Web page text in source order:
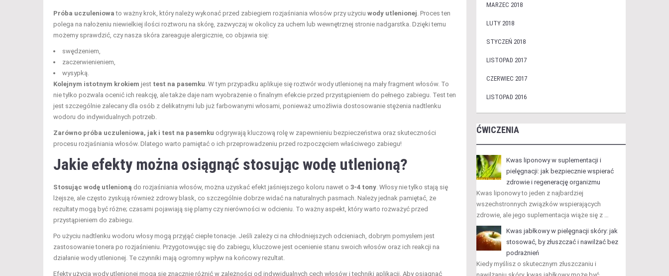
Próba uczuleniowa to ważny krok, który należy wykonać przed zabiegiem rozjaśniania włosów przy użyciu wody utlenionej . Proces ten
polega na nałożeniu niewielkiej ilości roztworu na skórę, zazwyczaj w okolicy za uchem lub wewnętrznej stronie nadgarstka. Dzięki temu
możemy sprawdzić, czy nasza skóra zareaguje alergicznie, co objawia się:
swędzeniem,
zaczerwienieniem,
wysypką.
Kolejnym istotnym krokiem jest test na pasemku . W tym przypadku aplikuje się roztwór wody utlenionej na mały fragment włosów. To
nie tylko pozwala ocenić ich reakcję, ale także daje nam wyobrażenie o finalnym efekcie przed przystąpieniem do pełnego zabiegu. Test ten
jest szczególnie zalecany dla osób z delikatnymi lub już farbowanymi włosami, ponieważ umożliwia dostosowanie stężenia nadtlenku
wodoru do indywidualnych potrzeb.
Zarówno próba uczuleniowa, jak i test na pasemku odgrywają kluczową rolę w zapewnieniu bezpieczeństwa oraz skuteczności
procesu rozjaśniania włosów. Dlatego warto pamiętać o ich przeprowadzeniu przed rozpoczęciem właściwego zabiegu!
Jakie efekty można osiągnąć stosując wodę utlenioną?
Stosując wodę utlenioną do rozjaśniania włosów, można uzyskać efekt jaśniejszego koloru nawet o 3-4 tony . Włosy nie tylko stają się
lżejsze, ale często zyskują również zdrowy blask, co szczególnie dobrze widać na naturalnych pasmach. Należy jednak pamiętać, że
rezultaty mogą być różne; czasami pojawiają się plamy czy nierówności w odcieniu. To ważny aspekt, który warto rozważyć przed
przystąpieniem do zabiegu.
Po użyciu nadtlenku wodoru włosy mogą przyjąć ciepłe tonacje. Jeśli zależy ci na chłodniejszych odcieniach, dobrym pomysłem jest
zastosowanie tonera po rozjaśnieniu. Przygotowując się do zabiegu, kluczowe jest ocenienie stanu swoich włosów oraz ich reakcji na
działanie wody utlenionej. Te czynniki mają ogromny wpływ na końcowy rezultat.
Efekty użycia wody utlenionej mogą się znacznie różnić w zależności od indywidualnych cech włosów i techniki aplikacji. Aby osiągnąć
MARZEC 2018
LUTY 2018
STYCZEŃ 2018
LISTOPAD 2017
CZERWIEC 2017
LISTOPAD 2016
ĆWICZENIA
Kwas liponowy w suplementacji i
pielęgnacji: jak bezpiecznie wspierać
zdrowie i regenerację organizmu
Kwas liponowy to jeden z najbardziej
wszechstronnych związków wspierających
zdrowie, ale jego suplementacja wiąże się z …
Kwas jabłkowy w pielęgnacji skóry: jak
stosować, by złuszczać i nawilżać bez
podrażnień
Kiedy myślisz o skutecznym złuszczaniu i